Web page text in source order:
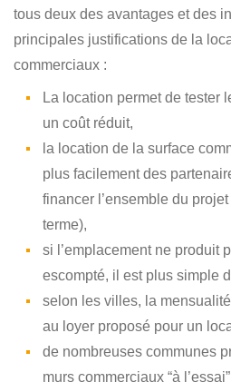
tous deux des avantages et des
principales justifications de la
commerciaux :
La location permet de tester
un coût réduit,
la location de la surface
plus facilement des
financer l’ensemble du
terme),
si l’emplacement ne produit
escompté, il est plus simple
selon les villes, la
au loyer proposé pour un
de nombreuses communes
murs commerciaux “à